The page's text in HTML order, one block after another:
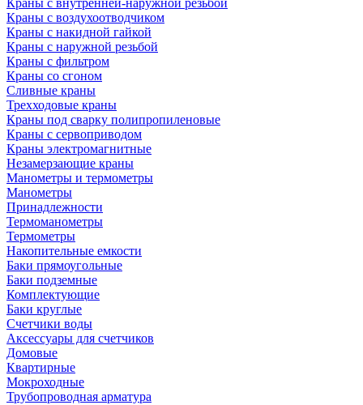
Краны с воздухоотводчиком
Краны с накидной гайкой
Краны с наружной резьбой
Краны с фильтром
Краны со сгоном
Сливные краны
Трехходовые краны
Краны под сварку полипропиленовые
Краны с сервоприводом
Краны электромагнитные
Незамерзающие краны
Манометры и термометры
Манометры
Принадлежности
Термоманометры
Термометры
Накопительные емкости
Баки прямоугольные
Баки подземные
Комплектующие
Баки круглые
Счетчики воды
Аксессуары для счетчиков
Домовые
Квартирные
Мокроходные
Трубопроводная арматура